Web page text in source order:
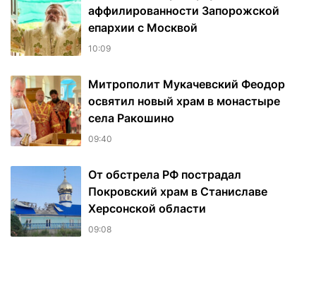
аффилированности Запорожской
епархии с Москвой
10:09
Митрополит Мукачевский Феодор
освятил новый храм в монастыре
села Ракошино
09:40
От обстрела РФ пострадал
Покровский храм в Станиславе
Херсонской области
09:08